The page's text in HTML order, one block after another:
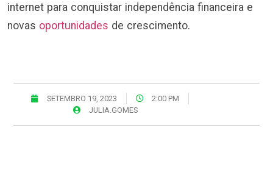
internet para conquistar independência financeira e
novas oportunidades de crescimento.
SETEMBRO 19, 2023
2:00 PM
JULIA.GOMES